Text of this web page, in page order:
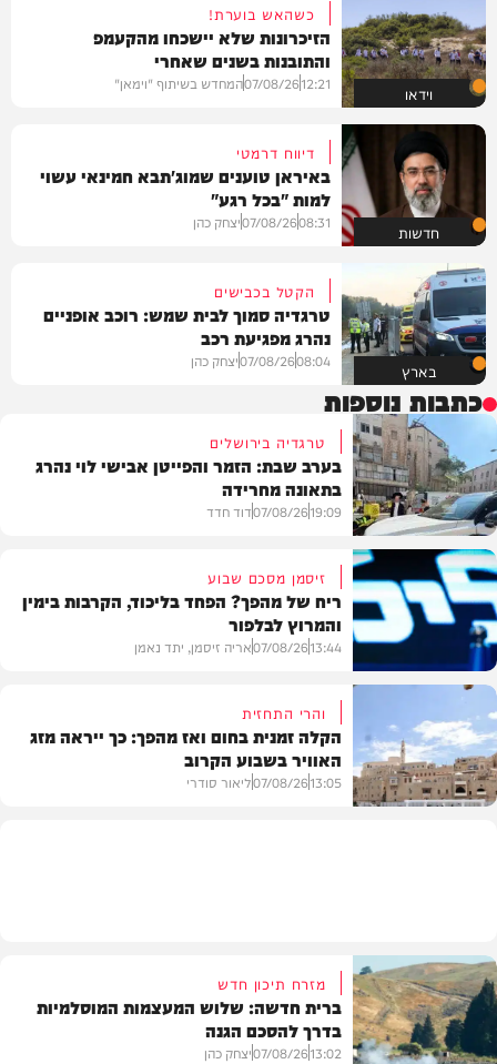
וידאו
כשהאש בוערת!
הזיכרונות שלא יישכחו מהקעמפ
והתובנות בשנים שאחרי
12:21
07/08/26המחדש בשיתוף "וימאן"
חדשות
דיווח דרמטי
באיראן טוענים שמוג'תבא חמינאי עשוי
למות "בכל רגע"
08:31
07/08/26יצחק כהן
בארץ
הקטל בכבישים
טרגדיה סמוך לבית שמש: רוכב אופניים
נהרג מפגיעת רכב
08:04
07/08/26יצחק כהן
כתבות נוספות
בארץ
טרגדיה בירושלים
בערב שבת: הזמר והפייטן אבישי לוי נהרג
בתאונה מחרידה
19:09
07/08/26דוד חדד
פוליטי
זיסמן מסכם שבוע
ריח של מהפך? הפחד בליכוד, הקרבות בימין
והמרוץ לבלפור
13:44
07/08/26אריה זיסמן, יתד נאמן
והרי התחזית
הקלה זמנית בחום ואז מהפך: כך ייראה מזג
האוויר בשבוע הקרוב
13:05
07/08/26ליאור סודרי
מזרח תיכון חדש
ברית חדשה: שלוש המעצמות המוסלמיות
בדרך להסכם הגנה
13:02
07/08/26יצחק כהן